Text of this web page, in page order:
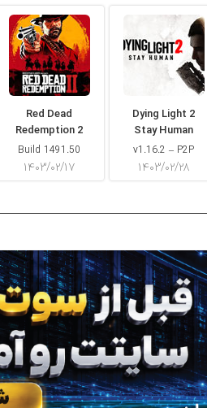
Red Dead
Redemption 2
Build 1491.50
۱۴۰۳/۰۲/۱۷
Dying Light 2
Stay Human
v1.16.2 – P2P
۱۴۰۳/۰۲/۲۸